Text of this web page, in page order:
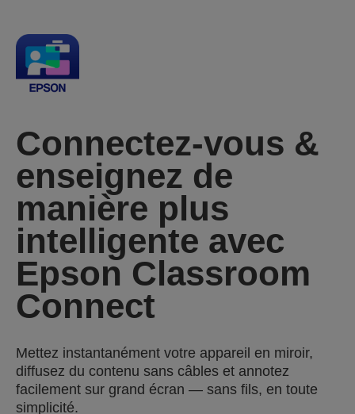
Connectez-vous &
enseignez de
manière plus
intelligente avec
Epson Classroom
Connect
Mettez instantanément votre appareil en miroir,
diffusez du contenu sans câbles et annotez
facilement sur grand écran — sans fils, en toute
simplicité.